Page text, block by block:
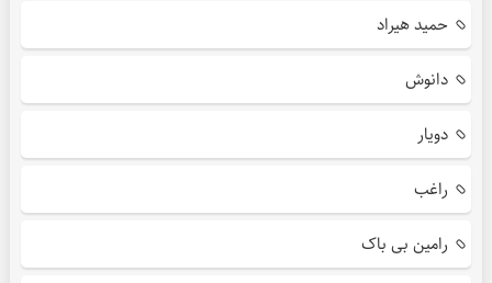
حمید هیراد
دانوش
دویار
راغب
رامین بی باک